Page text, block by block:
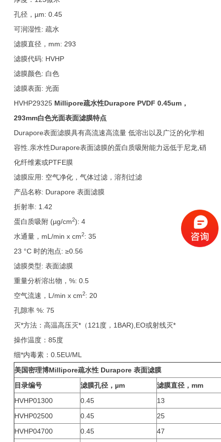
孔径，µm: 0.45
可润湿性: 疏水
滤膜直径，mm: 293
滤膜代码: HVHP
滤膜颜色: 白色
滤膜表面: 光面
HVHP29325Millipore疏水性Durapore PVDF 0.45um，
293mm白色光面表面滤膜特点
Durapore表面滤膜具有高流速高流量 低溶出以及广泛的化学相
容性.亲水性Durapore表面滤膜的蛋白质吸附能力远低于尼龙,硝
化纤维素或PTFE膜
滤膜应用: 空气净化，气体过滤，溶剂过滤
产品名称: Durapore 表面滤膜
折射率: 1.42
蛋白质吸附 (µg/cm2): 4
水通量，mL/min x cm2: 35
23 °C 时的泡点: ≥0.56
滤膜类型: 表面滤膜
重量分析溶出物，%: 0.5
空气流速，L/min x cm2: 20
孔隙率 %: 75
灭*方法：高温高压灭*（121度，1BAR),EO或射线灭*
操作温度：85度
细*内毒素：0.5EU/ML
美国密理博Millipore疏水性 Durapore 表面滤膜
目录编号
滤膜孔径，µm
滤膜直径，mm
HVHP01300
0.45
13
HVHP02500
0.45
25
HVHP04700
0.45 47